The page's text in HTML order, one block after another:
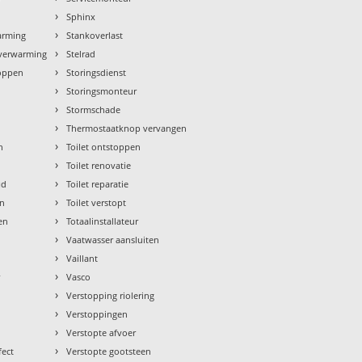
› Sphinx
› Stankoverlast
› Stelrad
› Storingsdienst
› Storingsmonteur
› Stormschade
› Thermostaatknop vervangen
› Toilet ontstoppen
› Toilet renovatie
› Toilet reparatie
› Toilet verstopt
› Totaalinstallateur
› Vaatwasser aansluiten
› Vaillant
› Vasco
› Verstopping riolering
› Verstoppingen
› Verstopte afvoer
› Verstopte gootsteen